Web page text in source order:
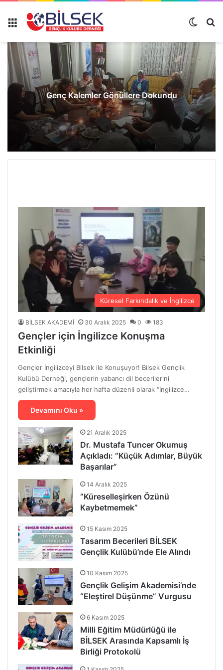
Genç Kalemler Gönüllere Dokundu
Küresel Farkındalık ve İngilizce
BİLSEK AKADEMİ 30 Aralık 2025 0 183
Gençler için İngilizce Konuşma
Etkinliği
Gençler İngilizceyi Bilsek ile Konuşuyor! Bilsek Gençlik
Kulübü Derneği, gençlerin yabancı dil becerilerini
geliştirmek amacıyla her hafta düzenli olarak “İngilizce…
Devamını Oku »
21 Aralık 2025
Dr. Mustafa Tuncer Okumuş
Açıkladı: “Küçük Adımlar, Büyük
Başarılar”
14 Aralık 2025
“Küreselleşirken Özünü
Kaybetmemek”
15 Kasım 2025
Tasarım Becerileri BİLSEK
Gençlik Kulübü’nde Ele Alındı
10 Kasım 2025
Gençlik Gelişim Akademisi’nde
“Eleştirel Düşünme” Vurgusu
6 Kasım 2025
Milli Eğitim Müdürlüğü ile
BİLSEK Arasında Kapsamlı İş
Birliği Protokolü